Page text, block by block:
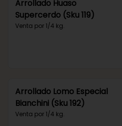
Arrollado Huaso
Supercerdo (Sku 119)
Venta por 1/4 kg.
Arrollado Lomo Especial
Bianchini (Sku 192)
Venta por 1/4 kg.